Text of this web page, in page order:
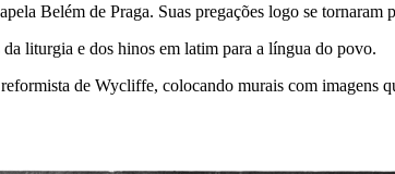
Belém de Praga. Suas pregações logo se tornaram
liturgia e dos hinos em latim para a língua do povo.
de Wycliffe, colocando murais com imagens